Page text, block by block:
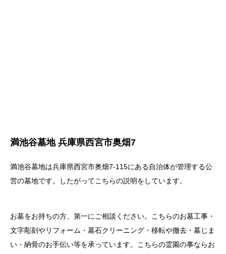
満池谷墓地 兵庫県西宮市奥畑7
満池谷墓地は兵庫県西宮市奥畑7-115にある自治体が管理する公
営の墓地です。したがってこちらの説明をしています。
お墓をお持ちの方、第一にご相談ください。こちらのお墓工事・
文字彫刻やリフォーム・墓石クリーニング・移転や撤去・墓じま
い・納骨のお手伝い等を承っています。こちらの霊園の事ならお